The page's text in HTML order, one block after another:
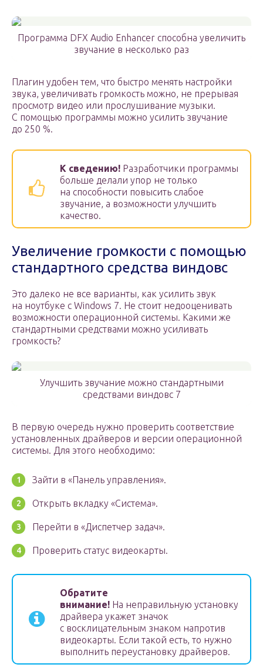
Программа DFX Audio Enhancer способна увеличить
звучание в несколько раз
Плагин удобен тем, что быстро менять настройки
звука, увеличивать громкость можно, не прерывая
просмотр видео или прослушивание музыки.
С помощью программы можно усилить звучание
до 250 %.
К сведению! Разработчики программы
больше делали упор не только
на способности повысить слабое
звучание, а возможности улучшить
качество.
Увеличение громкости с помощью
стандартного средства виндовс
Это далеко не все варианты, как усилить звук
на ноутбуке с Windows 7. Не стоит недооценивать
возможности операционной системы. Какими же
стандартными средствами можно усиливать
громкость?
Улучшить звучание можно стандартными
средствами виндовс 7
В первую очередь нужно проверить соответствие
установленных драйверов и версии операционной
системы. Для этого необходимо:
Зайти в «Панель управления».
Открыть вкладку «Система».
Перейти в «Диспетчер задач».
Проверить статус видеокарты.
Обратите
внимание! На неправильную установку
драйвера укажет значок
с восклицательным знаком напротив
видеокарты. Если такой есть, то нужно
выполнить переустановку драйверов.